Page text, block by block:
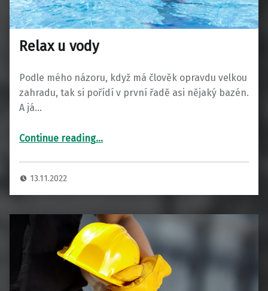
Relax u vody
Podle mého názoru, když má člověk opravdu velkou
zahradu, tak si pořídí v první řadě asi nějaký bazén.
A já…
Continue reading…
13.11.2022